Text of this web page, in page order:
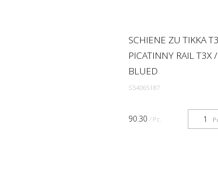
SCHIENE ZU TIKKA
PICATINNY RAIL T3X
BLUED
S54065187
90.30 / Pc.